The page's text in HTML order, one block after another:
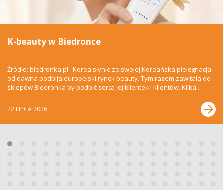
K-beauty w Biedronce
Źródło: biedronka.pl Korea słynie ze swojej Koreańska pielęgnacja
od dawna podbija europejski rynek beauty. Tym razem zawitała do
sklepów Biedronka by podbić serca jej klientek i klientów. Kilka...
22 LIPCA 2026